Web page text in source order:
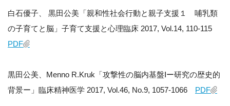
白石優子、 黒田公美「親和性社会行動と親子支援１ 哺乳類
の子育てと脳」子育て支援と心理臨床 2017, Vol.14, 110-115
PDF
黒田公美、Menno R.Kruk「攻撃性の脳内基盤Ⅰー研究の歴史的
背景ー」臨床精神医学 2017, Vol.46, No.9, 1057-1066 PDF